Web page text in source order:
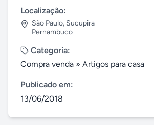
Localização:
São Paulo, Sucupira
Pernambuco
Categoria:
Compra venda » Artigos para casa
Publicado em:
13/06/2018